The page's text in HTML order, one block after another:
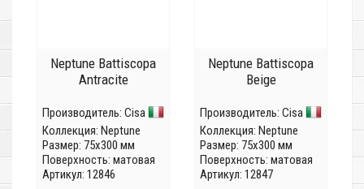
Neptune Battiscopa
Antracite
Производитель: Cisa
Коллекция: Neptune
Размер: 75x300 мм
Поверхность: матовая
Артикул: 12846
Neptune Battiscopa
Beige
Производитель: Cisa
Коллекция: Neptune
Размер: 75x300 мм
Поверхность: матовая
Артикул: 12847